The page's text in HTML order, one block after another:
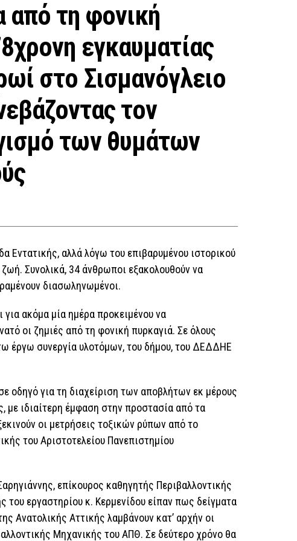
τη φονική
εγκαυματίας
στο Σισμανόγλειο
τον
των θυμάτων
Εντατικής, αλλά λόγω του επιβαρυμένου ιστορικού
Συνολικά, 34 άνθρωποι εξακολουθούν να
διασωληνωμένοι.
ακόμα μία ημέρα προκειμένου να
οι ζημιές από τη φονική πυρκαγιά. Σε όλους
έργω συνεργία υλοτόμων, του δήμου, του ΔΕΔΔΗΕ
οδηγό για τη διαχείριση των αποβλήτων εκ μέρους
με ιδιαίτερη έμφαση στην προστασία από τα
οι μετρήσεις τοξικών ρύπων από το
του Αριστοτελείου Πανεπιστημίου
επίκουρος καθηγητής Περιβαλλοντικής
εργαστηρίου κ. Κερμενίδου είπαν πως δείγματα
Ανατολικής Αττικής λαμβάνουν κατ’ αρχήν οι
Μηχανικής του ΑΠΘ. Σε δεύτερο χρόνο θα